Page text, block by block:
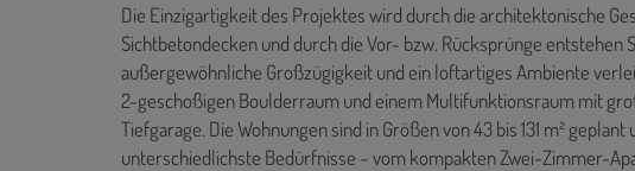
Die Einzigartigkeit des Projektes wird durch die architektonische
Sichtbetondecken und durch die Vor- bzw. Rücksprünge entstehen
außergewöhnliche Großzügigkeit und ein loftartiges Ambiente
2-geschoßigen Boulderraum und einem Multifunktionsraum mit
Tiefgarage. Die Wohnungen sind in Größen von 43 bis 131 m²
unterschiedlichste Bedürfnisse – vom kompakten Zwei-Zimmer-